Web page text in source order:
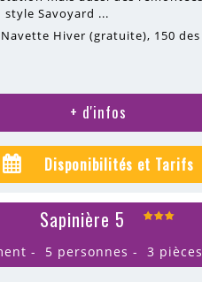
style Savoyard ...
Hiver (gratuite) 150
+ d'infos
Disponibilités et Tarifs
Sapinière 5
5 personnes 3 pièces